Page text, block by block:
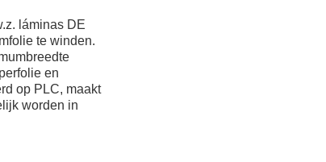
láminas DE
te winden.
en
op PLC, maakt
worden in